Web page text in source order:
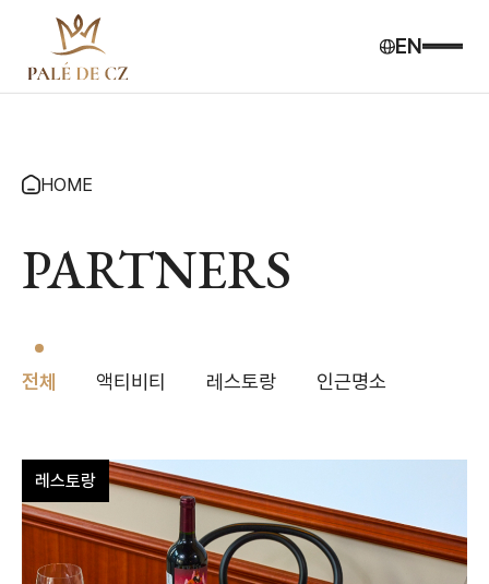
EN
PARTNERS
HOME
전체 액티비티 레스토랑 인근명소
레스토랑